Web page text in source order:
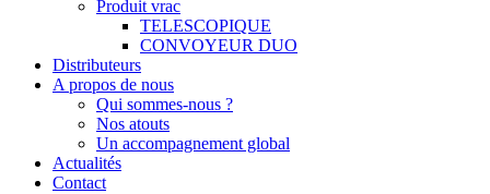
Produit vrac
TELESCOPIQUE
CONVOYEUR DUO
Distributeurs
A propos de nous
Qui sommes-nous ?
Nos atouts
Un accompagnement global
Actualités
Contact